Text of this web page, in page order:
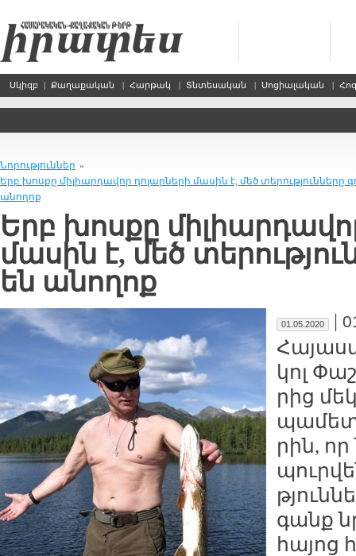
Սկիզբ | Քաղաքական | Հարթակ | Տնտեսական | Սոցիալական |
Նորություններ »
Երբ խոս­քը մի­լիար­դա­վոր դո­լար­նե­րի մա­սին է, մեծ տե­րու­թ­յուն­նե­րը
ա­նո­ղոք
Երբ խոս­քը
մա­սին է, մեծ
են ա­նո­ղոք
01.05.2020 |
կոլ
րից
պա­մետ
րին,
գանք
հա­յոց